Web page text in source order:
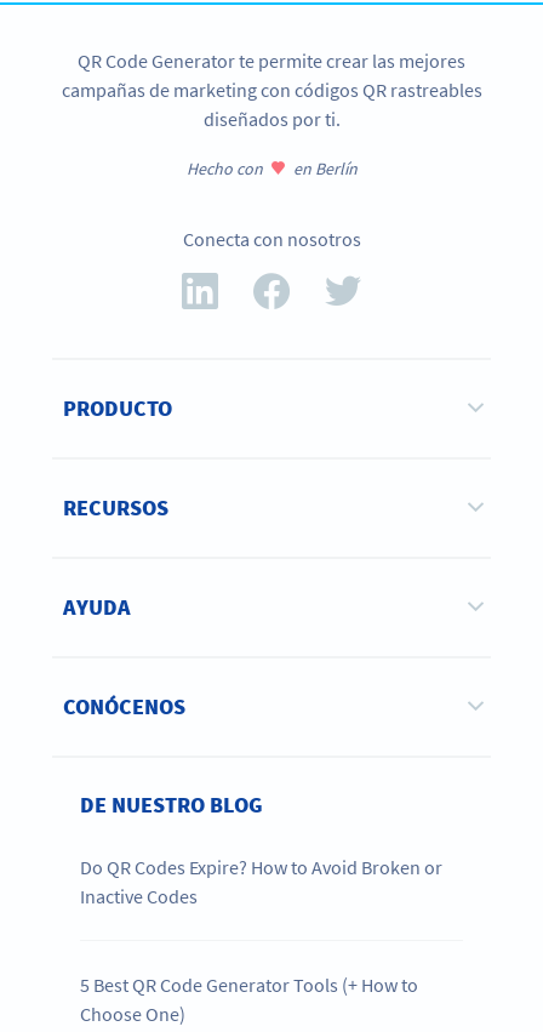
QR Code Generator te permite crear las mejores
campañas de marketing con códigos QR rastreables
diseñados por ti.
Hecho con en Berlín
Conecta con nosotros
PRODUCTO
RECURSOS
AYUDA
CONÓCENOS
DE NUESTRO BLOG
Do QR Codes Expire? How to Avoid Broken or
Inactive Codes
5 Best QR Code Generator Tools (+ How to
Choose One)